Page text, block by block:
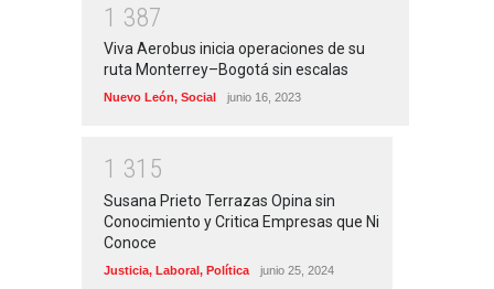
1 387
Viva Aerobus inicia operaciones de su
ruta Monterrey–Bogotá sin escalas
Nuevo León, Social junio 16, 2023
1 31 5
Susana Prieto Terrazas Opina sin
Conocimiento y Critica Empresas que Ni
Conoce
Justicia, Laboral, Política junio 25, 2024